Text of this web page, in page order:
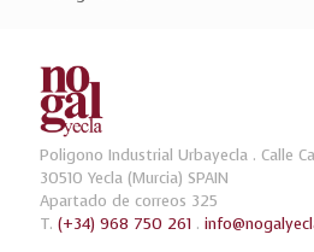
Poligono Industrial Urbayecla . Calle
30510 Yecla (Murcia) SPAIN
Apartado de correos 325
T. (+34) 968 750 261 .